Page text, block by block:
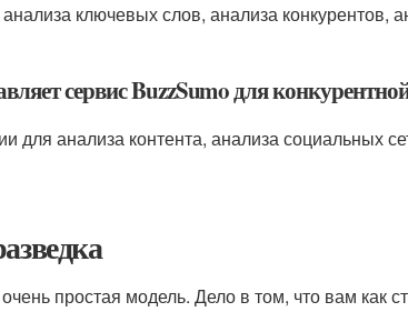
ключевых слов, анализа конкурентов,
сервис BuzzSumo для
для анализа контента, анализа социальных
простая модель. Дело в том, что вам как